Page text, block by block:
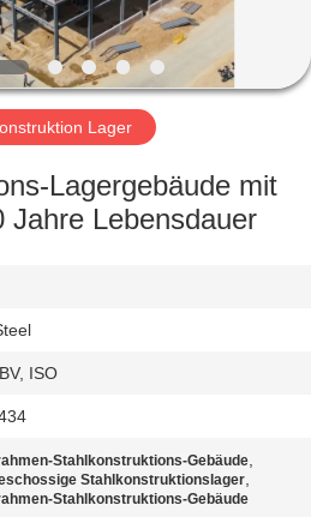
Lager
Lagergebäude mit
Jahre Lebensdauer
ISO
Stahlkonstruktions-Gebäude,
Stahlkonstruktionslager,
Stahlkonstruktions-Gebäude